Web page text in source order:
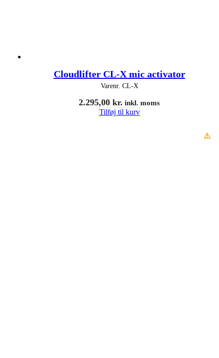
Cloudlifter CL-X mic activator
Varenr. CL-X
2.295,00 kr. inkl. moms
Tilføj til kurv
⚠️